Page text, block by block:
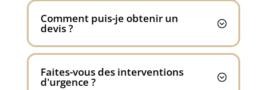
Comment puis-je obtenir un
devis ?
Faites-vous des interventions
d'urgence ?